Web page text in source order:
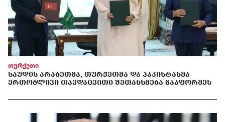
თურქეთი
ᲡᲐᲣᲓᲘᲡ ᲐᲠᲐᲑᲔᲗᲛᲐ, ᲗᲣᲠᲥᲔᲗᲛᲐ ᲓᲐ ᲞᲐᲙᲘᲡᲢᲐᲜᲛᲐ
ᲔᲠᲗᲝᲑᲚᲘᲕᲘ ᲗᲐᲕᲓᲐᲪᲕᲘᲗᲘ ᲨᲔᲗᲐᲜᲮᲛᲔᲑᲐ ᲒᲐᲐᲤᲝᲠᲛᲔᲡ